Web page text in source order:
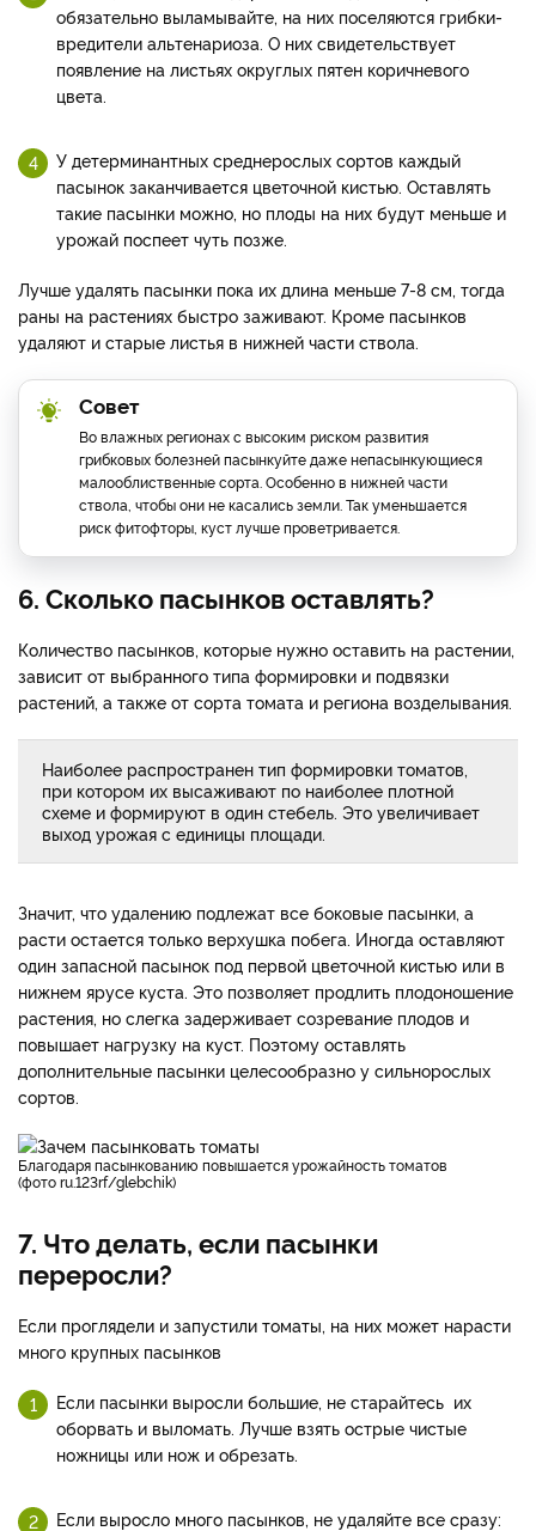
обязательно выламывайте, на них поселяются грибки-
вредители альтенариоза. О них свидетельствует
появление на листьях округлых пятен коричневого
цвета.
У детерминантных среднерослых сортов каждый
пасынок заканчивается цветочной кистью. Оставлять
такие пасынки можно, но плоды на них будут меньше и
урожай поспеет чуть позже.
Лучше удалять пасынки пока их длина меньше 7-8 см, тогда
раны на растениях быстро заживают. Кроме пасынков
удаляют и старые листья в нижней части ствола.
Совет
Во влажных регионах с высоким риском развития
грибковых болезней пасынкуйте даже непасынкующиеся
малооблиственные сорта. Особенно в нижней части
ствола, чтобы они не касались земли. Так уменьшается
риск фитофторы, куст лучше проветривается.
6. Сколько пасынков оставлять?
Количество пасынков, которые нужно оставить на растении,
зависит от выбранного типа формировки и подвязки
растений, а также от сорта томата и региона возделывания.
Наиболее распространен тип формировки томатов,
при котором их высаживают по наиболее плотной
схеме и формируют в один стебель. Это увеличивает
выход урожая с единицы площади.
Значит, что удалению подлежат все боковые пасынки, а
расти остается только верхушка побега. Иногда оставляют
один запасной пасынок под первой цветочной кистью или в
нижнем ярусе куста. Это позволяет продлить плодоношение
растения, но слегка задерживает созревание плодов и
повышает нагрузку на куст. Поэтому оставлять
дополнительные пасынки целесообразно у сильнорослых
сортов.
Благодаря пасынкованию повышается урожайность томатов
(фото ru.123rf/glebchik)
7. Что делать, если пасынки
переросли?
Если проглядели и запустили томаты, на них может нарасти
много крупных пасынков
Если пасынки выросли большие, не старайтесь их
оборвать и выломать. Лучше взять острые чистые
ножницы или нож и обрезать.
Если выросло много пасынков, не удаляйте все сразу: